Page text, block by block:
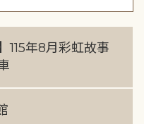
115年8月彩虹故事